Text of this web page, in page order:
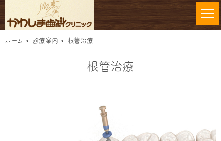
ホーム > 診療案内 > 根管治療
根管治療